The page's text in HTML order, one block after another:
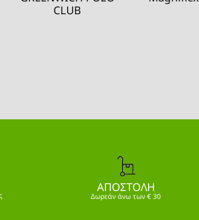
CLUB
ΑΠΟΣΤΟΛΗ
Δωρεάν άνω των € 30